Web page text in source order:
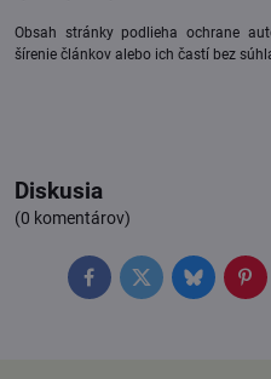
Obsah stránky podlieha ochrane
šírenie článkov alebo ich častí bez
Diskusia
(0 komentárov)
FacebookTwitterBluesky